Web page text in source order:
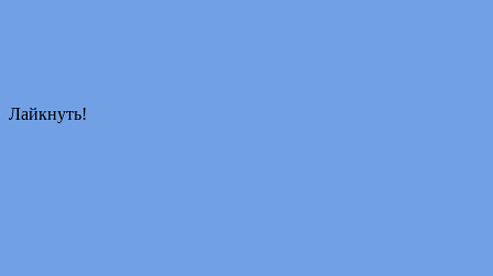
Лайкнуть!